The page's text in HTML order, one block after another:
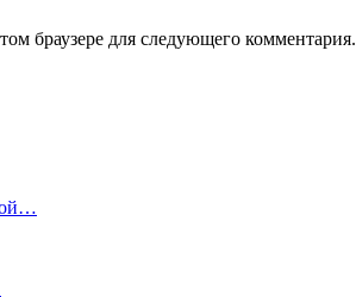
браузере для следующего комментария.